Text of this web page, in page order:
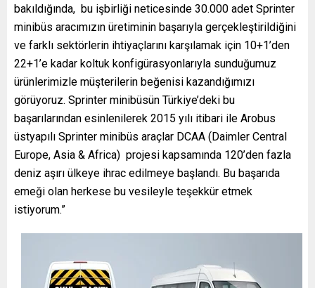
bakıldığında, bu işbirliği neticesinde 30.000 adet Sprinter
minibüs aracımızın üretiminin başarıyla gerçekleştirildiğini
ve farklı sektörlerin ihtiyaçlarını karşılamak için 10+1’den
22+1’e kadar koltuk konfigürasyonlarıyla sunduğumuz
ürünlerimizle müşterilerin beğenisi kazandığımızı
görüyoruz. Sprinter minibüsün Türkiye’deki bu
başarılarından esinlenilerek 2015 yılı itibari ile Arobus
üstyapılı Sprinter minibüs araçlar DCAA (Daimler Central
Europe, Asia & Africa) projesi kapsamında 120’den fazla
deniz aşırı ülkeye ihrac edilmeye başlandı. Bu başarıda
emeği olan herkese bu vesileyle teşekkür etmek
istiyorum.”